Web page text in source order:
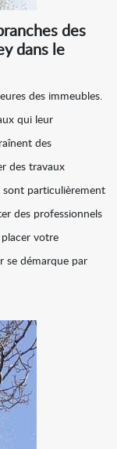
des
dans le
des immeubles.
qui leur
des
des travaux
sont particulièrement
des professionnels
votre
se démarque par